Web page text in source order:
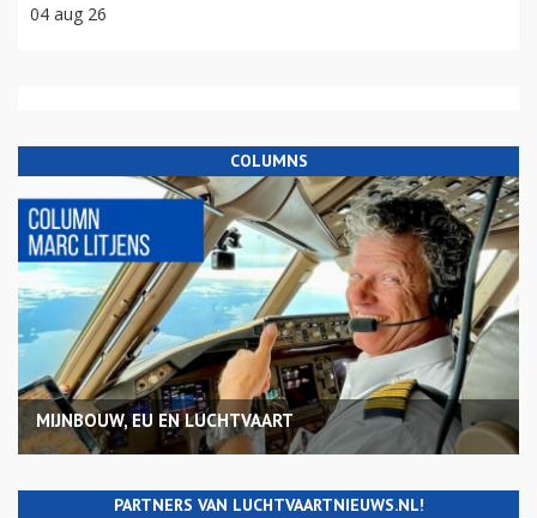
04 aug 26
COLUMNS
MIJNBOUW, EU EN LUCHTVAART
PARTNERS VAN LUCHTVAARTNIEUWS.NL!